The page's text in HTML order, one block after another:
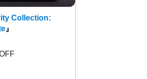
Collection:
』